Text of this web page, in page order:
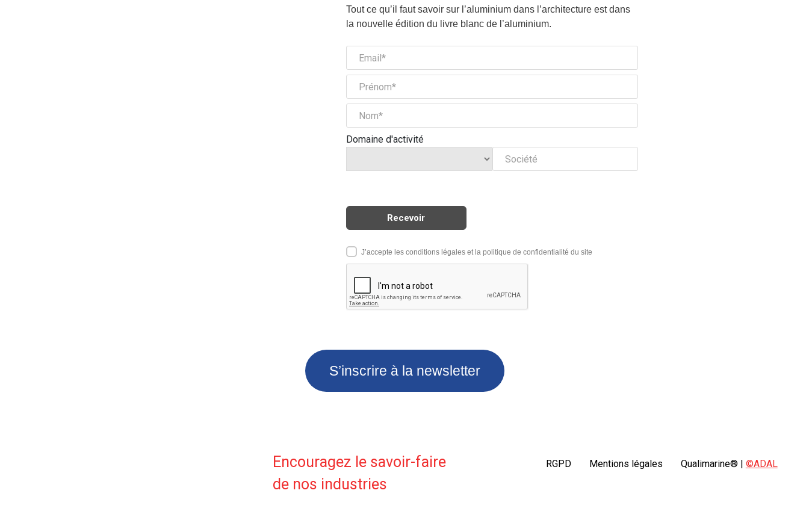
Tout ce qu’il faut savoir sur l’aluminium dans l’architecture est dans
la nouvelle édition du livre blanc de l’aluminium.
Domaine d'activité
J’accepte les conditions légales et la politique de confidentialité du site
S’inscrire à la newsletter
Encouragez le savoir-faire
de nos industries
RGPD Mentions légales Qualimarine® | ©ADAL